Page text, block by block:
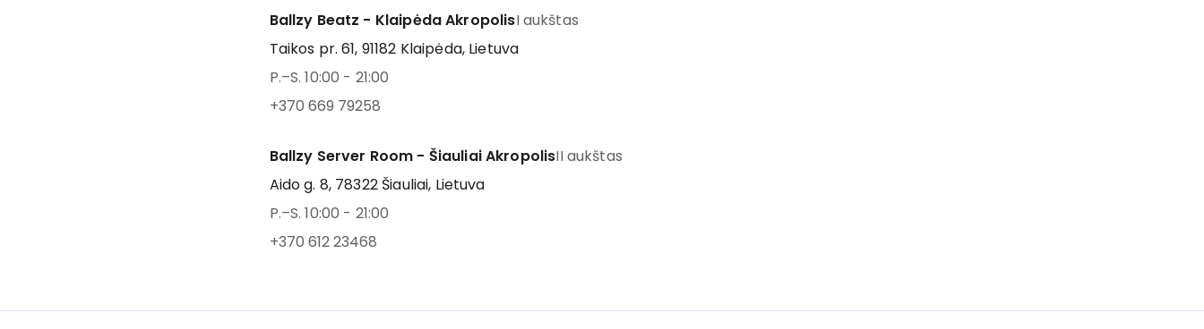
Ballzy Beatz - Klaipėda AkropolisI aukštas
Taikos pr. 61, 91182 Klaipėda, Lietuva
P.–S. 10:00 - 21:00
+370 669 79258
Ballzy Server Room - Šiauliai AkropolisII aukštas
Aido g. 8, 78322 Šiauliai, Lietuva
P.–S. 10:00 - 21:00
+370 612 23468